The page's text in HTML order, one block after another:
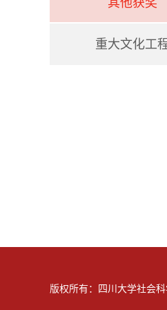
其他获奖
重大文化工
版权所有：四川大学社会